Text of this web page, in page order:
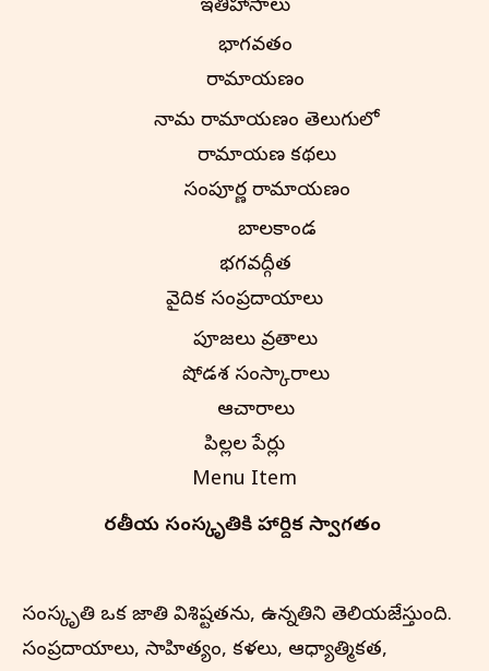
ఇతిహాసాలు
భాగవతం
రామాయణం
నామ రామాయణం తెలుగులో
రామాయణ కథలు
సంపూర్ణ రామాయణం
బాలకాండ
భగవద్గీత
వైదిక సంప్రదాయాలు
పూజలు వ్రతాలు
షోడశ సంస్కారాలు
ఆచారాలు
పిల్లల పేర్లు
Menu Item
భారతీయ సంస్కృతి‌కి హార్దిక స్వాగతం
సంస్కృతి ఒక జాతి విశిష్టతను, ఉన్నతిని తెలియజేస్తుంది.
సంప్రదాయాలు, సాహిత్యం, కళలు, ఆధ్యాత్మికత,